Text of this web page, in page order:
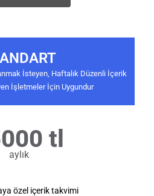
İsteyen, Haftalık Düzenli İçerik
İşletmeler İçin Uygundur
tl
aylık
özel içerik takvimi